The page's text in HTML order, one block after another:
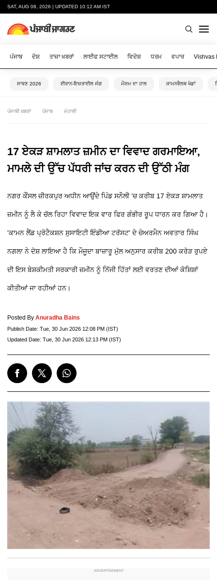
SAT, AUG 08, 2026 | UPDATED 10:12 AM IST
ਪੰਜਾਬ ਦੇਸ਼ ਤਾਜ਼ਾ ਖ਼ਬਰਾਂ ਲਾਈਫ ਸਟਾਈਲ ਵਿਦੇਸ਼ ਧਰਮ ਵਪਾਰ Vishvas
ਸਾਵਣ 2026 ਈਰਾਨ-ਇਜ਼ਰਾਈਲ ਜੰਗ ਮੌਸਮ ਦਾ ਹਾਲ ਕਾਮਨਵੈਲਥ ਖੇਡਾਂ
ਪੰਜਾਬੀ ਖ਼ਬਰਾਂ ਪੰਜਾਬ ਮੋਹਾਲੀ
17 ਏਕੜ ਸ਼ਾਮਲਾਤ ਜ਼ਮੀਨ ਦਾ ਵਿਵਾਦ ਗਰਮਾਇਆ,
ਮਾਮਲੇ ਦੀ ਉੱਚ ਪੱਧਰੀ ਜਾਂਚ ਕਰਨ ਦੀ ਉੱਠੀ ਮੰਗ
ਨਗਰ ਕੌਂਸਲ ਜ਼ੀਰਕਪੁਰ ਅਧੀਨ ਆਉਂਦੇ ਪਿੰਡ ਸਨੌਲੀ ’ਚ ਕਰੀਬ 17 ਏਕੜ ਸ਼ਾਮਲਾਤ
ਜ਼ਮੀਨ ਨੂੰ ਲੈ ਕੇ ਚੱਲ ਰਿਹਾ ਵਿਵਾਦ ਇਕ ਵਾਰ ਫਿਰ ਗੰਭੀਰ ਰੂਪ ਧਾਰਨ ਕਰ ਗਿਆ ਹੈ।
'ਕਾਮਨ ਲੈਂਡ ਪ੍ਰੋਟੈਕਸ਼ਨ ਸੁਸਾਇਟੀ ਇੰਡੀਆ ਟਰੱਸਟ' ਦੇ ਚੇਅਰਮੈਨ ਅਵਤਾਰ ਸਿੰਘ
ਨਗਲਾ ਨੇ ਦੋਸ਼ ਲਾਇਆ ਹੈ ਕਿ ਮੌਜੂਦਾ ਬਾਜ਼ਾਰੂ ਮੁੱਲ ਅਨੁਸਾਰ ਕਰੀਬ 200 ਕਰੋੜ ਰੁਪਏ
ਦੀ ਇਸ ਬੇਸ਼ਕੀਮਤੀ ਸਰਕਾਰੀ ਜ਼ਮੀਨ ਨੂੰ ਨਿੱਜੀ ਹਿੱਤਾਂ ਲਈ ਵਰਤਣ ਦੀਆਂ ਕੋਸ਼ਿਸ਼ਾਂ
ਕੀਤੀਆਂ ਜਾ ਰਹੀਆਂ ਹਨ।
Posted By Anuradha Bains
Publish Date: Tue, 30 Jun 2026 12:08 PM (IST)
Updated Date: Tue, 30 Jun 2026 12:13 PM (IST)